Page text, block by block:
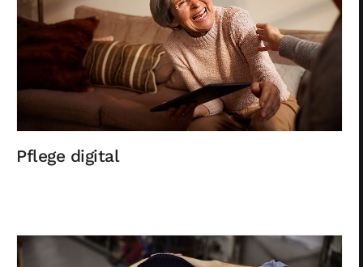
Pflege digital